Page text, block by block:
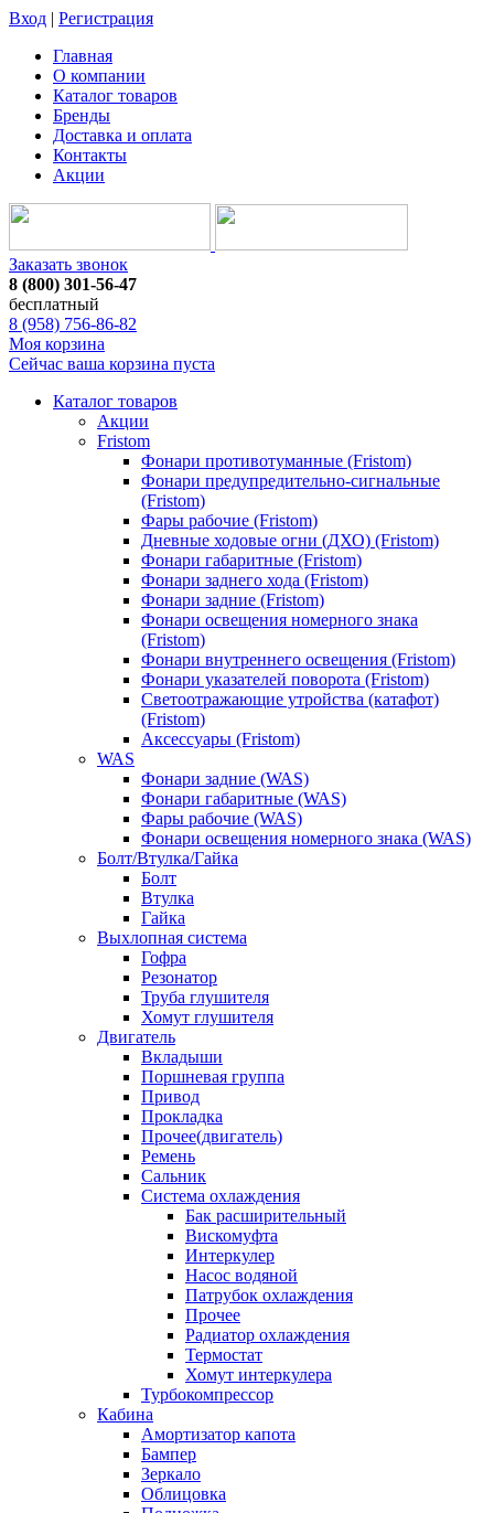
Вход | Регистрация
Главная
О компании
Каталог товаров
Бренды
Доставка и оплата
Контакты
Акции
Заказать звонок
8 (800) 301-56-47
бесплатный
8 (958) 756-86-82
Моя корзина
Сейчас ваша корзина пуста
Каталог товаров
Акции
Fristom
Фонари противотуманные (Fristom)
Фонари предупредительно-сигнальные
(Fristom)
Фары рабочие (Fristom)
Дневные ходовые огни (ДХО) (Fristom)
Фонари габаритные (Fristom)
Фонари заднего хода (Fristom)
Фонари задние (Fristom)
Фонари освещения номерного знака
(Fristom)
Фонари внутреннего освещения (Fristom)
Фонари указателей поворота (Fristom)
Светоотражающие утройства (катафот)
(Fristom)
Аксессуары (Fristom)
WAS
Фонари задние (WAS)
Фонари габаритные (WAS)
Фары рабочие (WAS)
Фонари освещения номерного знака (WAS)
Болт/Втулка/Гайка
Болт
Втулка
Гайка
Выхлопная система
Гофра
Резонатор
Труба глушителя
Хомут глушителя
Двигатель
Вкладыши
Поршневая группа
Привод
Прокладка
Прочее(двигатель)
Ремень
Сальник
Система охлаждения
Бак расширительный
Вискомуфта
Интеркулер
Насос водяной
Патрубок охлаждения
Прочее
Радиатор охлаждения
Термостат
Хомут интеркулера
Турбокомпрессор
Кабина
Амортизатор капота
Бампер
Зеркало
Облицовка